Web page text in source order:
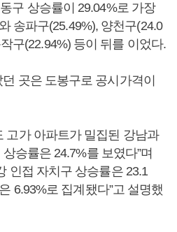
구 상승률이 29.04%로 가장
송파구(25.49%), 양천구(24.0
구(22.94%) 등이 뒤를 이었다.
곳은 도봉구로 공시가격이
고가 아파트가 밀집된 강남과
승률은 24.7%를 보였다”며
인접 자치구 상승률은 23.1
6.93%로 집계됐다”고 설명했